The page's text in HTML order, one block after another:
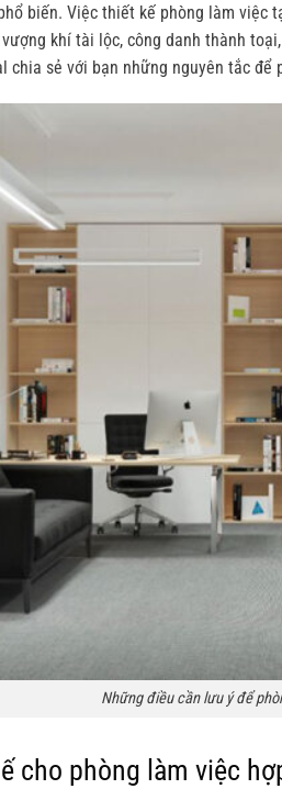
biến. Việc thiết kế phòng làm việc
khí tài lộc, công danh thành
chia sẻ với bạn những nguyên tắc để
Những điều cần lưu ý để
cho phòng làm việc